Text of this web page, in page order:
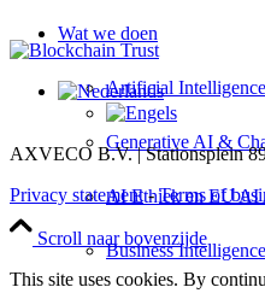
Wat we doen
Artificial Intelligence
Generative AI &
AI Ethiek en EU AI
Business Intelligence
AXVECO B.V. | Stationsplein
Privacy statement-Terms of
Scroll naar bovenzijde
This site uses cookies. By